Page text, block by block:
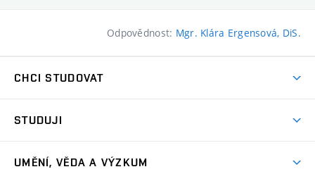
Odpovědnost: Mgr. Klára Ergensová, DiS.
CHCI STUDOVAT
Přijímačky
STUDUJI
UMĚNÍ, VĚDA A VÝZKUM